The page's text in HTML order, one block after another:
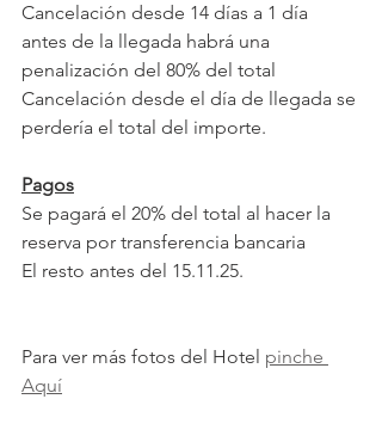
Cancelación desde 14 días a 1 día
antes de la llegada habrá una
penalización del 80% del total
Cancelación desde el día de llegada se
perdería el total del importe.
Pagos
Se pagará el 20% del total al hacer la
reserva por transferencia bancaria
El resto antes del 15.11.25.
Para ver más fotos del Hotel pinche
Aquí